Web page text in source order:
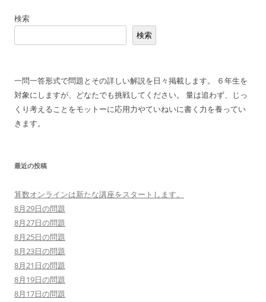
ナ
ョ
ン
検索
検索
一問一答形式で問題とその詳しい解説を日々掲載します。 ６年生を
対象にしますが、どなたでも挑戦してください。 量は追わず、じっ
くり考えることをモットーに応用力やていねいに書く力を養ってい
きます。
最近の投稿
算数オンラインは新たな講座をスタートします。
8月29日の問題
8月27日の問題
8月25日の問題
8月23日の問題
8月21日の問題
8月19日の問題
8月17日の問題